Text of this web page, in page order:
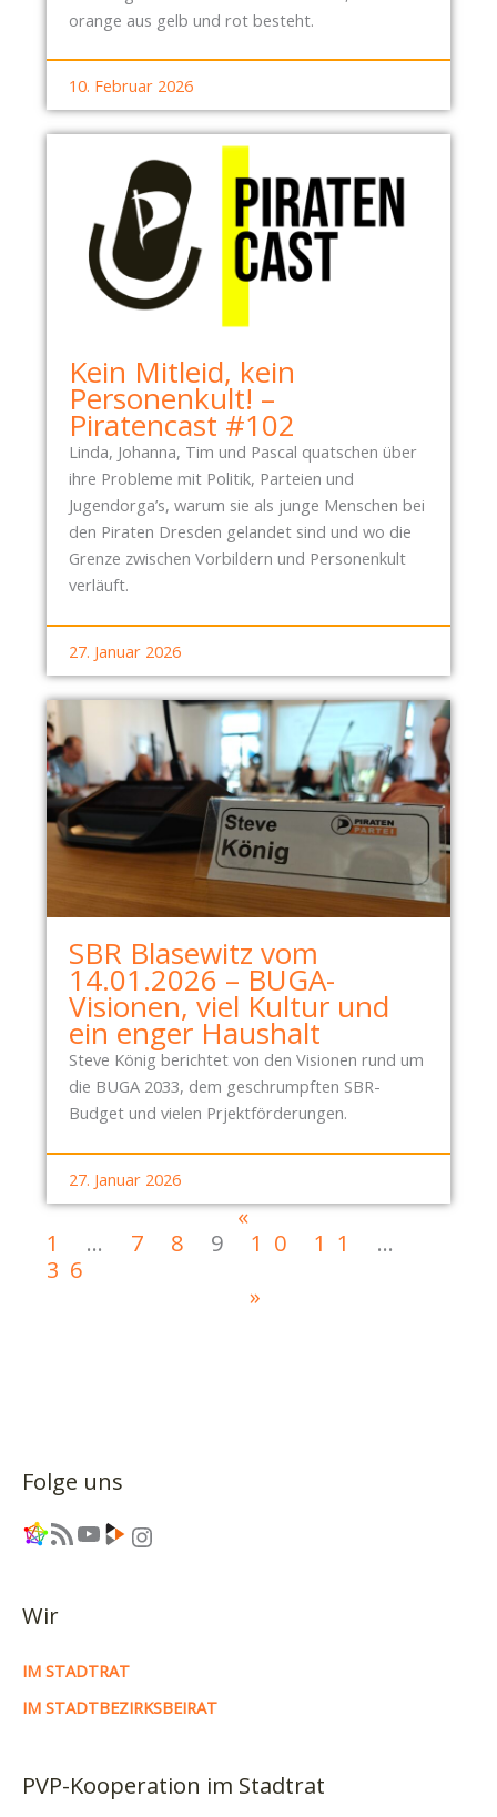
orange aus gelb und rot besteht.
10. Februar 2026
Kein Mitleid, kein
Personenkult! –
Piratencast #102
Linda, Johanna, Tim und Pascal quatschen über
ihre Probleme mit Politik, Parteien und
Jugendorga’s, warum sie als junge Menschen bei
den Piraten Dresden gelandet sind und wo die
Grenze zwischen Vorbildern und Personenkult
verläuft.
27. Januar 2026
SBR Blasewitz vom
14.01.2026 – BUGA-
Visionen, viel Kultur und
ein enger Haushalt
Steve König berichtet von den Visionen rund um
die BUGA 2033, dem geschrumpften SBR-
Budget und vielen Prjektförderungen.
27. Januar 2026
«
1
… 7 8 9 10 11
…
36
»
Folge uns
Link RSS-Feed YouTube Link Instagram
Wir
IM STADTRAT
IM STADTBEZIRKSBEIRAT
PVP-Kooperation im Stadtrat